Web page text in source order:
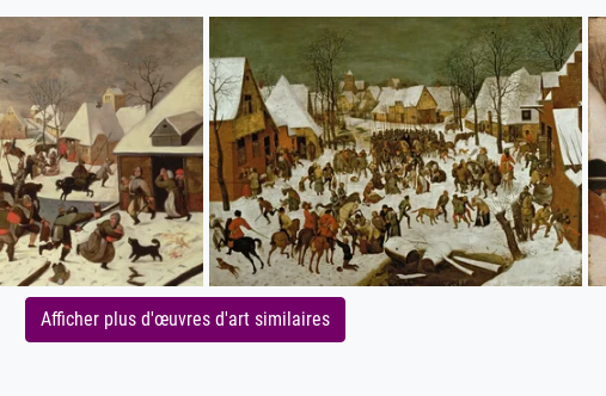
Afficher plus d'œuvres d'art similaires